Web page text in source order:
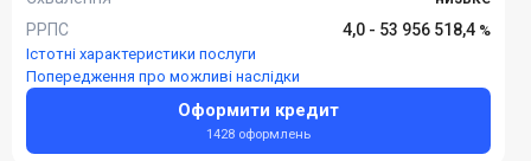
РРПС
4,0 - 53 956 518,4
Істотні характеристики послуги
Попередження про можливі наслідки
Оформити кредит
1428 оформлень